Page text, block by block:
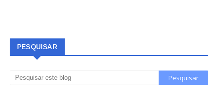
PESQUISAR